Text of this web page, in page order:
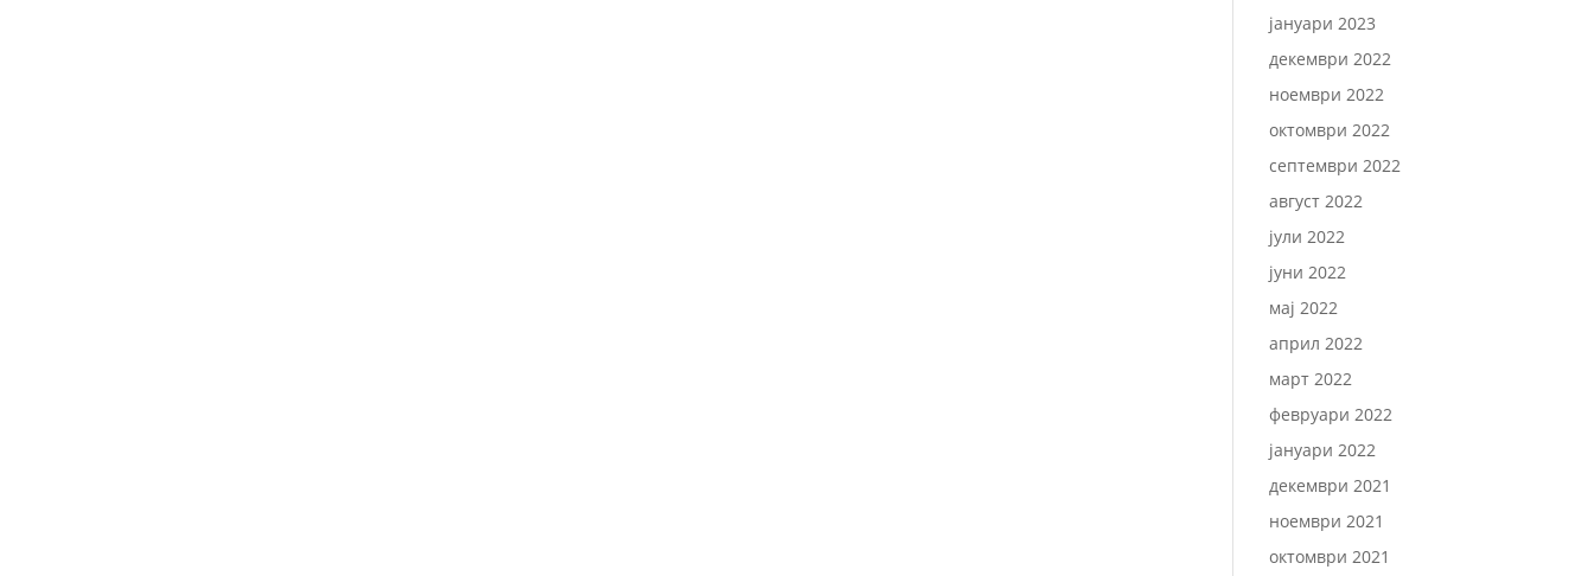
јануари 2023
декември 2022
ноември 2022
октомври 2022
септември 2022
август 2022
јули 2022
јуни 2022
мај 2022
април 2022
март 2022
февруари 2022
јануари 2022
декември 2021
ноември 2021
октомври 2021